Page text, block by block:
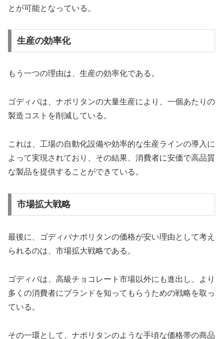
とが可能となっている。
生産の効率化
もう一つの理由は、生産の効率化である。
ゴディバは、ナポリタンの大量生産により、一個あたりの
製造コストを削減している。
これは、工場の自動化設備や効率的な生産ラインの導入に
よって実現されており、その結果、消費者に安価で高品質
な製品を提供することができている。
市場拡大戦略
最後に、ゴディバナポリタンの価格が安い理由として考え
られるのは、市場拡大戦略である。
ゴディバは、高級チョコレート市場以外にも進出し、より
多くの消費者にブランドを知ってもらうための戦略を取っ
ている。
その一環として、ナポリタンのような手頃な価格帯の商品